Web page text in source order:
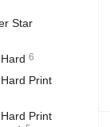
Star
6
Print
Print